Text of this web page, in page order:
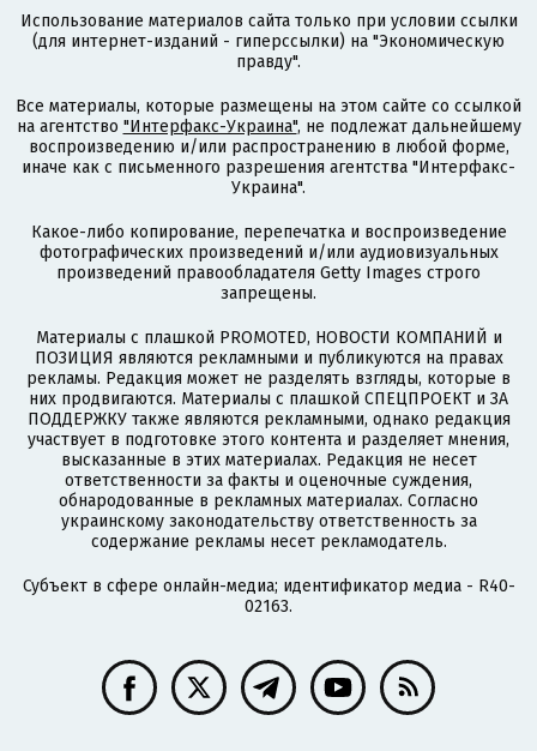
Использование материалов сайта только при условии ссылки
(для интернет-изданий - гиперссылки) на "Экономическую
правду".
Все материалы, которые размещены на этом сайте со ссылкой
на агентство "Интерфакс-Украина", не подлежат дальнейшему
воспроизведению и/или распространению в любой форме,
иначе как с письменного разрешения агентства "Интерфакс-
Украина".
Какое-либо копирование, перепечатка и воспроизведение
фотографических произведений и/или аудиовизуальных
произведений правообладателя Getty Images строго
запрещены.
Материалы с плашкой PROMOTED, НОВОСТИ КОМПАНИЙ и
ПОЗИЦИЯ являются рекламными и публикуются на правах
рекламы. Редакция может не разделять взгляды, которые в
них продвигаются. Материалы с плашкой СПЕЦПРОЕКТ и ЗА
ПОДДЕРЖКУ также являются рекламными, однако редакция
участвует в подготовке этого контента и разделяет мнения,
высказанные в этих материалах. Редакция не несет
ответственности за факты и оценочные суждения,
обнародованные в рекламных материалах. Согласно
украинскому законодательству ответственность за
содержание рекламы несет рекламодатель.
Субъект в сфере онлайн-медиа; идентификатор медиа - R40-
02163.